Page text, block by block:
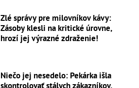
Zlé správy pre milovníkov kávy:
Zásoby klesli na kritické úrovne,
hrozí jej výrazné zdraženie!
Niečo jej nesedelo: Pekárka išla
skontrolovať stálych zákazníkov,